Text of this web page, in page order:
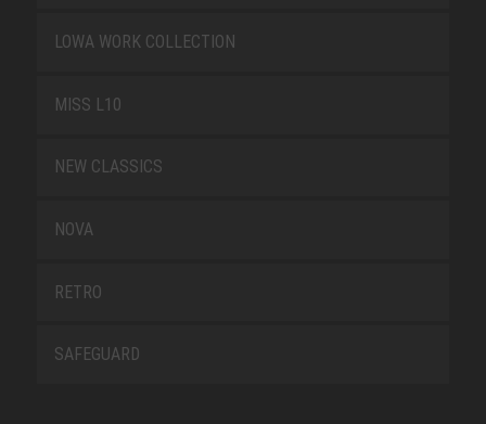
LOWA WORK COLLECTION
MISS L10
NEW CLASSICS
NOVA
RETRO
SAFEGUARD